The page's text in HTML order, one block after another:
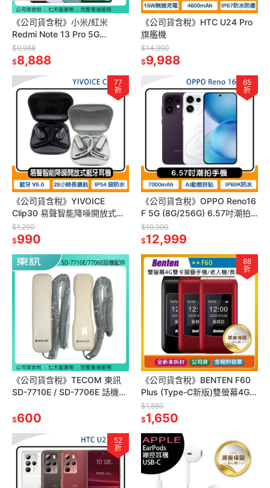
《公司貨含稅》小米/紅米
Redmi Note 13 Pro 5G
(8G/256G) 6.67吋二億萬畫素
智慧型手機
$9,988
$8,888
《公司貨含稅》HTC U24 Pro
旗艦機
$14,990
$9,988
77
折
《公司貨含稅》YIVOICE
Clip30 易聲智能降噪開放式藍
牙耳機
$1,290
$990
65
折
《公司貨含稅》OPPO Reno16
F 5G (8G/256G) 6.57吋潮拍
手機
$19,990
$12,999
《公司貨含稅》TECOM 東訊
SD-7710E / SD-7706E 話機專
$600
88
折
《公司貨含稅》BENTEN F60
Plus (Type-C新版)雙螢幕4G雙
卡摺疊手機/老人機/長輩機/工
作手機-單配
$1,880
$1,650
52
折